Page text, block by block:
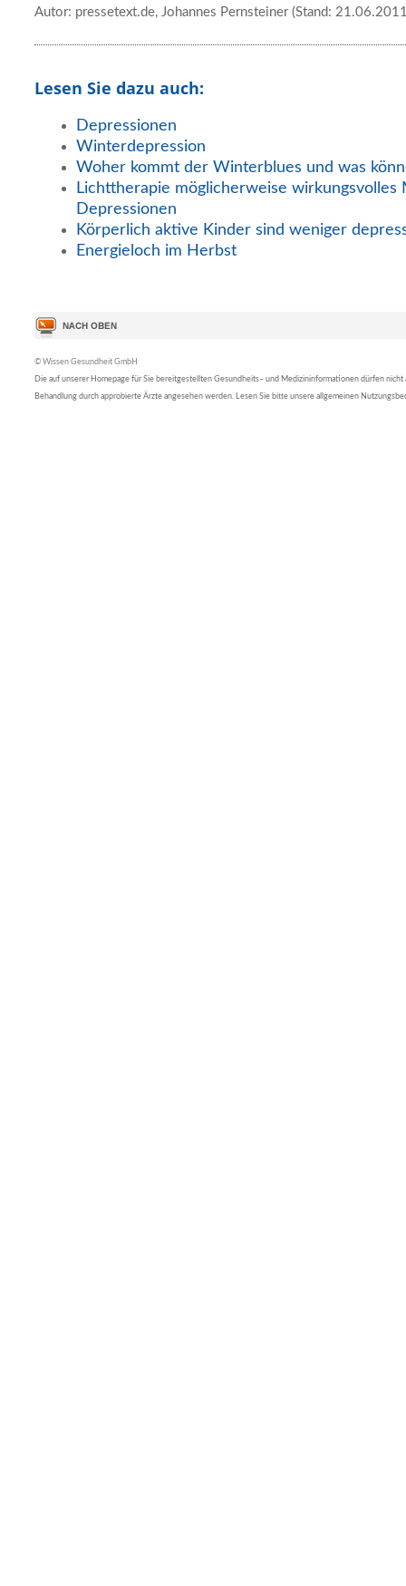
Autor: pressetext.de, Johannes Pernsteiner (Stand:
Lesen Sie dazu auch:
Depressionen
Winterdepression
Woher kommt der Winterblues und was
Lichttherapie möglicherweise wirkungsvolles
Depressionen
Körperlich aktive Kinder sind weniger
Energieloch im Herbst
© Wissen Gesundheit GmbH
Die auf unserer Homepage für Sie bereitgestellten Gesundheits– und Medizininformationen dürfen nicht
Behandlung durch approbierte Ärzte angesehen werden. Lesen Sie bitte unsere allgemeinen